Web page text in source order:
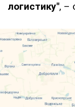
логистику", –